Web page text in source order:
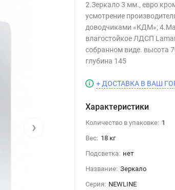
›
2.Зеркало 3 мм., евро
усмотрение
доводчиками «КДМ»;
влагостойкое ЛДСП
собранном виде. высота
глубина 145
+ ДОСТАВКА В ВАШ
Характеристики
Количество в упаковке: 1
Вес: 18 кг
Подсветка: нет
Название: Зеркало
Серия: NEWLINE